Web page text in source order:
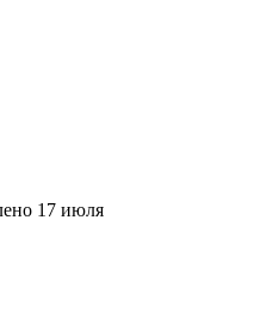
17 июля